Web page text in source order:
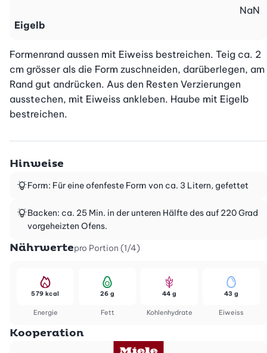
Eigelb
NaN
Formenrand aussen mit Eiweiss bestreichen. Teig ca. 2
cm grösser als die Form zuschneiden, darüberlegen, am
Rand gut andrücken. Aus den Resten Verzierungen
ausstechen, mit Eiweiss ankleben. Haube mit Eigelb
bestreichen.
Hinweise
Form: Für eine ofenfeste Form von ca. 3 Litern, gefettet
Backen: ca. 25 Min. in der unteren Hälfte des auf 220 Grad
vorgeheizten Ofens.
Nährwertepro Portion (1/4)
Energie
579 kcal
Fett
26 g
Kohlenhydrate
44 g
Eiweiss
43 g
Kooperation